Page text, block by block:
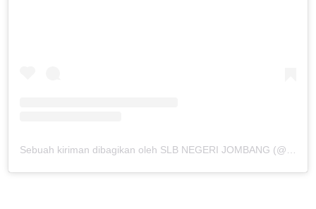
Sebuah kiriman dibagikan oleh SLB NEGERI JOMBANG (@slbn_jombang)